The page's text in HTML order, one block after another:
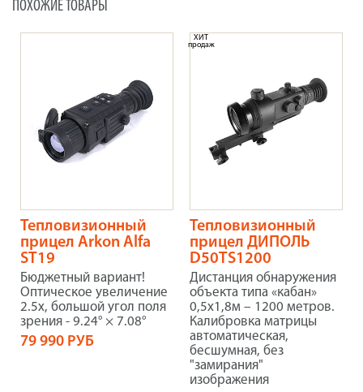
ПОХОЖИЕ ТОВАРЫ
Тепловизионный
прицел Arkon Alfa
ST19
Бюджетный вариант!
Оптическое увеличение
2.5x, большой угол поля
зрения - 9.24° × 7.08°
79 990 РУБ
Тепловизионный
прицел ДИПОЛЬ
D50TS1200
Дистанция обнаружения
объекта типа «кабан»
0,5х1,8м – 1200 метров.
Калибровка матрицы
автоматическая,
бесшумная, без
"замирания"
изображения
ХИТ
продаж